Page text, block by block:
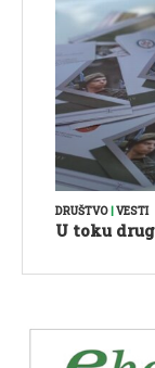
DRUŠTVO|VESTI
U toku